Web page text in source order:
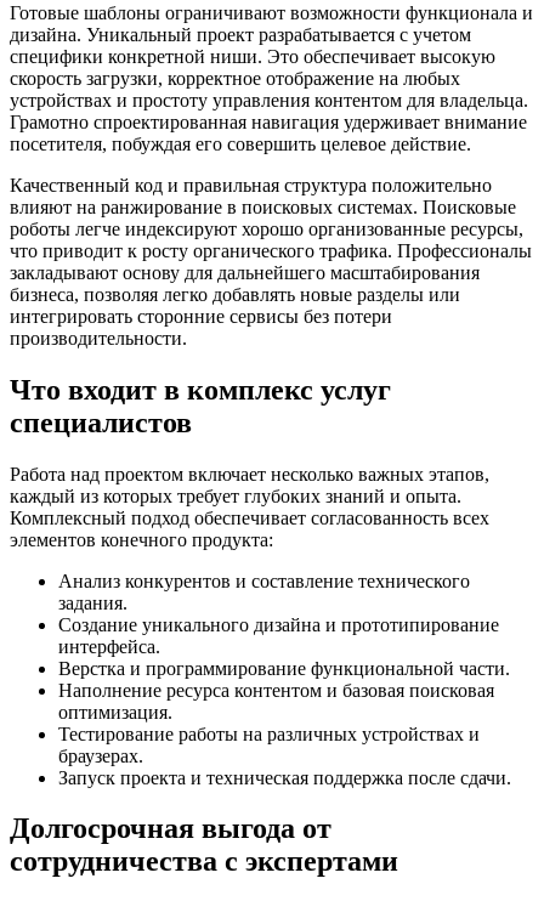
Готовые шаблоны ограничивают возможности функционала и
дизайна. Уникальный проект разрабатывается с учетом
специфики конкретной ниши. Это обеспечивает высокую
скорость загрузки, корректное отображение на любых
устройствах и простоту управления контентом для владельца.
Грамотно спроектированная навигация удерживает внимание
посетителя, побуждая его совершить целевое действие.
Качественный код и правильная структура положительно
влияют на ранжирование в поисковых системах. Поисковые
роботы легче индексируют хорошо организованные ресурсы,
что приводит к росту органического трафика. Профессионалы
закладывают основу для дальнейшего масштабирования
бизнеса, позволяя легко добавлять новые разделы или
интегрировать сторонние сервисы без потери
производительности.
Что входит в комплекс услуг
специалистов
Работа над проектом включает несколько важных этапов,
каждый из которых требует глубоких знаний и опыта.
Комплексный подход обеспечивает согласованность всех
элементов конечного продукта:
Анализ конкурентов и составление технического
задания.
Создание уникального дизайна и прототипирование
интерфейса.
Верстка и программирование функциональной части.
Наполнение ресурса контентом и базовая поисковая
оптимизация.
Тестирование работы на различных устройствах и
браузерах.
Запуск проекта и техническая поддержка после сдачи.
Долгосрочная выгода от
сотрудничества с экспертами